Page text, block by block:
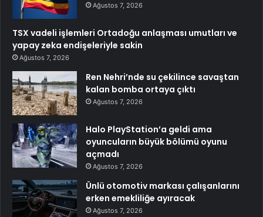
Ağustos 7, 2026
TSX vadeli işlemleri Ortadoğu anlaşması umutları ve
yapay zeka endişeleriyle sakin
Ağustos 7, 2026
Ren Nehri’nde su çekilince savaştan
kalan bomba ortaya çıktı
Ağustos 7, 2026
Halo PlayStation’a geldi ama
oyuncuların büyük bölümü oyunu
açmadı
Ağustos 7, 2026
Ünlü otomotiv markası çalışanlarını
erken emekliliğe ayıracak
Ağustos 7, 2026